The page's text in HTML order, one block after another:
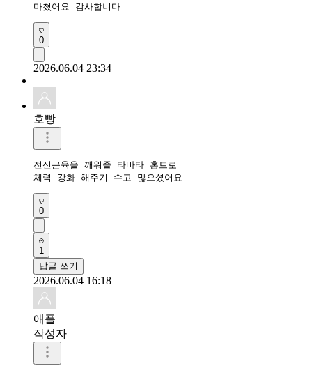
마쳤어요 감사합니다
0
2026.06.04 23:34
호빵
전신근육을 깨워줄 타바타 홈트로
체력 강화 해주기 수고 많으셨어요
0
1
답글 쓰기
2026.06.04 16:18
애플
작성자